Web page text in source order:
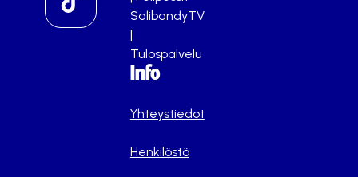
SalibandyTV
|
Tulospalvelu
Info
Yhteystiedot
Henkilöstö